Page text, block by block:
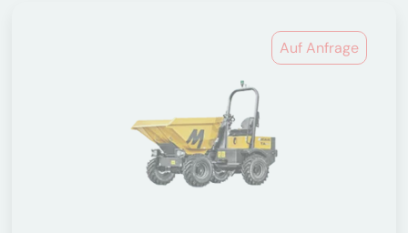
Auf Anfrage